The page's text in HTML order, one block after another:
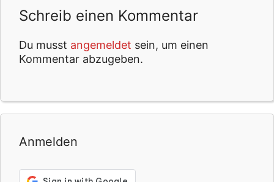
Schreib einen Kommentar
Du musst angemeldet sein, um einen
Kommentar abzugeben.
Anmelden